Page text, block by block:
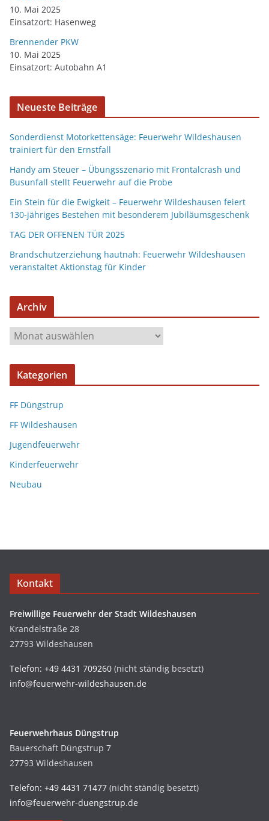
10. Mai 2025
Einsatzort: Hasenweg
Brennender PKW
10. Mai 2025
Einsatzort: Autobahn A1
Neueste Beiträge
Sonderdienst Motorkettensäge: Feuerwehr Wildeshausen
trainiert für den Ernstfall
Handy am Steuer – Übungsszenario mit Frontalcrash und
Busunfall stellt Feuerwehr auf die Probe
Ein Stein für die Ewigkeit – Feuerwehr Wildeshausen feiert
130-jähriges Bestehen mit besonderem Jubiläumsgeschenk
TAG DER OFFENEN TÜR 2025
Brandschutzerziehung hautnah: Feuerwehr Wildeshausen
veranstaltet Aktionstag für Kinder
Archiv
Kategorien
FF Düngstrup
FF Wildeshausen
Jugendfeuerwehr
Kinderfeuerwehr
Neubau
Kontakt
Freiwillige Feuerwehr der Stadt Wildeshausen
Krandelstraße 28
27793 Wildeshausen
Telefon: +49 4431 709260 (nicht ständig besetzt)
info@feuerwehr-wildeshausen.de
Feuerwehrhaus Düngstrup
Bauerschaft Düngstrup 7
27793 Wildeshausen
Telefon: +49 4431 71477 (nicht ständig besetzt)
info@feuerwehr-duengstrup.de